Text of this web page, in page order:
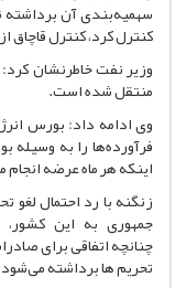
سهمیه‌بندی آن
کنترل کرد،‌ کنترل
منتقل شده است.
وی ادامه داد: بورس
فرآورده‌ها را به وسیله
اینکه هر ماه عرضه
زنگنه با رد احتمال
جمهوری به این
چنانچه اتفاقی برای
تحریم ها برداشته